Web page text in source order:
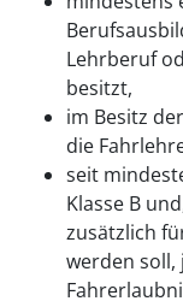
Lehrberuf
besitzt,
im Besitz
die
seit
Klasse B
zusätzlich
werden soll,